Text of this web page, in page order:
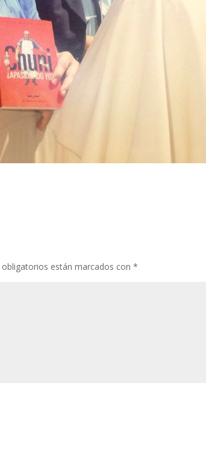
obligatorios están marcados con*